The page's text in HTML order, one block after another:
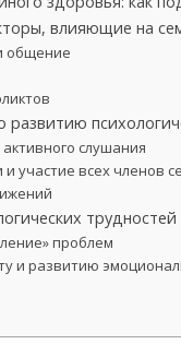
влияющие на
общение
развитию
слушания
участие всех членов
трудностей
проблем
и развитию